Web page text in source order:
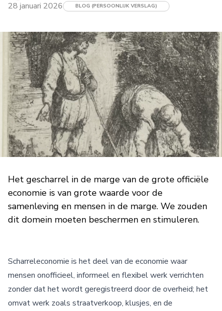
28 januari 2026
BLOG (PERSOONLIJK VERSLAG)
Het gescharrel in de marge van de grote officiële
economie is van grote waarde voor de
samenleving en mensen in de marge. We zouden
dit domein moeten beschermen en stimuleren.
Scharreleconomie is het deel van de economie waar
mensen onofficieel, informeel en flexibel werk verrichten
zonder dat het wordt geregistreerd door de overheid; het
omvat werk zoals straatverkoop, klusjes, en de